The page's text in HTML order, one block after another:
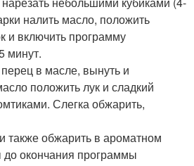
налить масло, положить
и включить программу
минут.
в масле, вынуть и
положить лук и сладкий
Слегка обжарить,
также обжарить в ароматном
окончания программы